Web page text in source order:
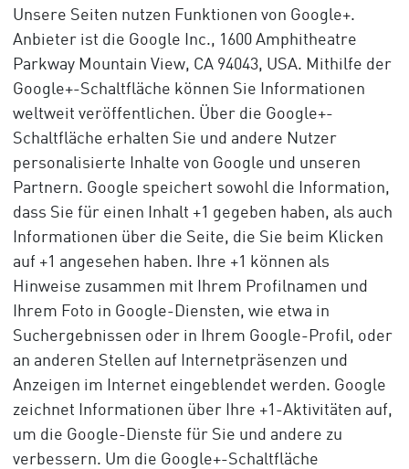
Unsere Seiten nutzen Funktionen von Google+.
Anbieter ist die Google Inc., 1600 Amphitheatre
Parkway Mountain View, CA 94043, USA. Mithilfe der
Google+-Schaltfläche können Sie Informationen
weltweit veröffentlichen. Über die Google+-
Schaltfläche erhalten Sie und andere Nutzer
personalisierte Inhalte von Google und unseren
Partnern. Google speichert sowohl die Information,
dass Sie für einen Inhalt +1 gegeben haben, als auch
Informationen über die Seite, die Sie beim Klicken
auf +1 angesehen haben. Ihre +1 können als
Hinweise zusammen mit Ihrem Profilnamen und
Ihrem Foto in Google-Diensten, wie etwa in
Suchergebnissen oder in Ihrem Google-Profil, oder
an anderen Stellen auf Internetpräsenzen und
Anzeigen im Internet eingeblendet werden. Google
zeichnet Informationen über Ihre +1-Aktivitäten auf,
um die Google-Dienste für Sie und andere zu
verbessern. Um die Google+-Schaltfläche